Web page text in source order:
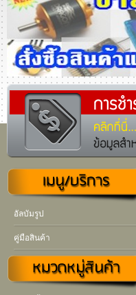
อัลบัมรูป
คู่มือสินค้า